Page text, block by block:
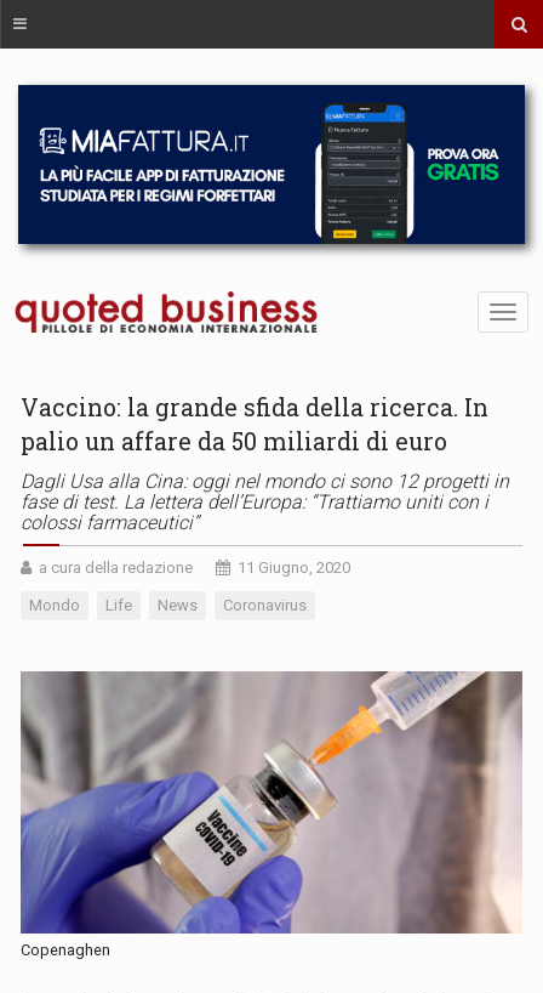
Vaccino: la grande sfida della ricerca. In
palio un affare da 50 miliardi di euro
Dagli Usa alla Cina: oggi nel mondo ci sono 12 progetti in
fase di test. La lettera dell’Europa: “Trattiamo uniti con i
colossi farmaceutici”
a cura della redazione 11 Giugno, 2020
Mondo Life News Coronavirus
Copenaghen